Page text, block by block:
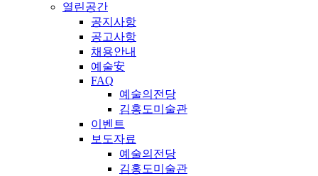
열린공간
공지사항
공고사항
채용안내
예술安
FAQ
예술의전당
김홍도미술관
이벤트
보도자료
예술의전당
김홍도미술관